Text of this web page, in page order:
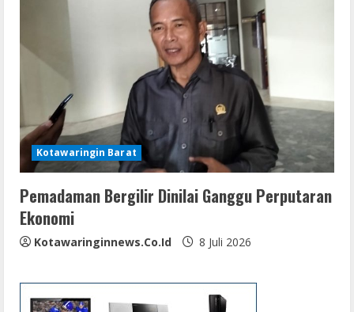
Kotawaringin Barat
Pemadaman Bergilir Dinilai Ganggu Perputaran
Ekonomi
Kotawaringinnews.co.id 8 Juli 2026